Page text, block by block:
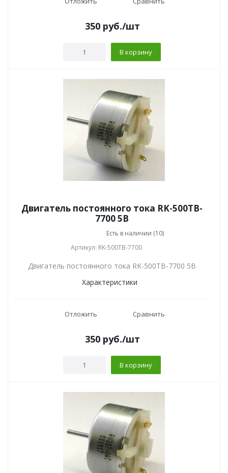
350руб./шт
В корзину
Двигатель постоянного тока RK-500TB-
7700 5В
Есть в наличии (10)
Артикул: RK-500TB-7700
Двигатель постоянного тока RK-500TB-7700 5В
Характеристики
Отложить Сравнить
350руб./шт
В корзину